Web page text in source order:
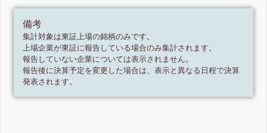
備考
集計対象は東証上場の銘柄のみです。
上場企業が東証に報告している場合のみ集計されます。
報告していない企業については表示されません。
報告後に決算予定を変更した場合は、表示と異なる日程で決算
発表されます。